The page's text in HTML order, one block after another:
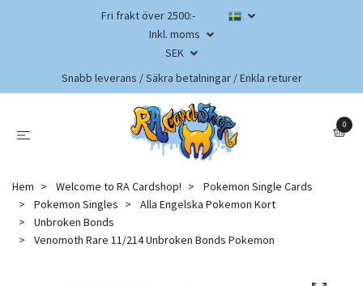
Fri frakt över 2500:-
Inkl. moms
SEK
Snabb leverans / Säkra betalningar / Enkla returer
0
Hem Welcome to RA Cardshop!
Pokemon Single Cards
Pokemon Singles
Alla Engelska Pokemon Kort
Unbroken Bonds
Venomoth Rare 11/214 Unbroken Bonds Pokemon